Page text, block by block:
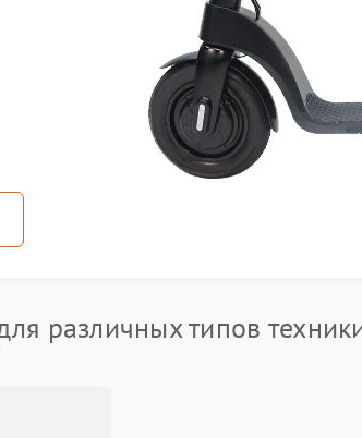
различных типов